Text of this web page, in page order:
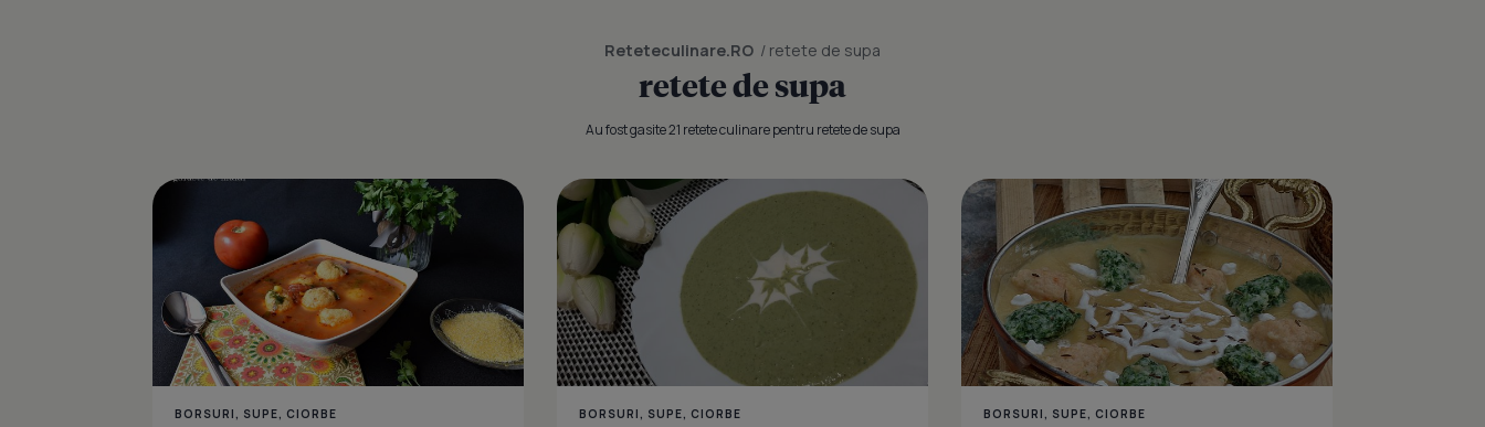
Reteteculinare.RO / retete de supa
retete de supa
Au fost gasite 21 retete culinare pentru retete de supa
BORSURI, SUPE, CIORBE
Supa mexicana de rosii cu galuste de malai
BORSURI, SUPE, CIORBE
Supa crema cu
BORSURI, SUPE, CIORBE